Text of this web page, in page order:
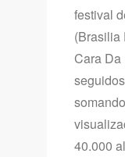
festival
(Brasilia
Cara Da
40.000